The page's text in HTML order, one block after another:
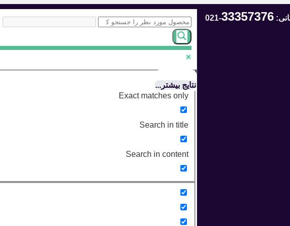
33357376
-021
نتایج بیشتر...
Exact matches only
Search in title
Search in content